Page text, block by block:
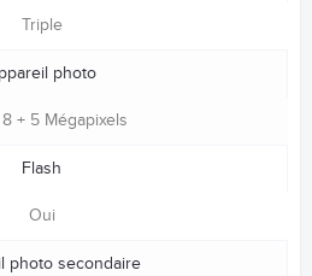
Triple
photo
+ 5 Mégapixels
Flash
Oui
photo secondaire